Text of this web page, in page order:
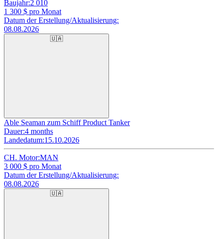
Baujahr:2 010
1 300 $ pro Monat
Datum der Erstellung/Aktualisierung:
08.08.2026
🇺🇦
Able Seaman zum Schiff Product Tanker
Dauer:4 months
Landedatum:15.10.2026
CH. Motor:MAN
3 000 $ pro Monat
Datum der Erstellung/Aktualisierung:
08.08.2026
🇺🇦